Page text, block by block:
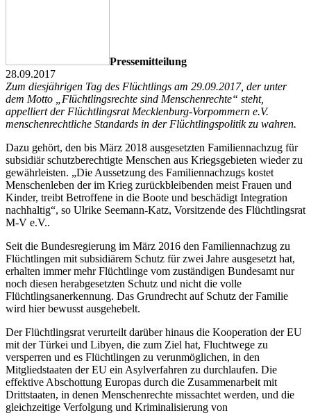
Pressemitteilung
28.09.2017
Zum diesjährigen Tag des Flüchtlings am 29.09.2017, der unter
dem Motto „Flüchtlingsrechte sind Menschenrechte“ steht,
appelliert der Flüchtlingsrat Mecklenburg-Vorpommern e.V.
menschenrechtliche Standards in der Flüchtlingspolitik zu wahren.
Dazu gehört, den bis März 2018 ausgesetzten Familiennachzug für
subsidiär schutzberechtigte Menschen aus Kriegsgebieten wieder zu
gewährleisten. „Die Aussetzung des Familiennachzugs kostet
Menschenleben der im Krieg zurückbleibenden meist Frauen und
Kinder, treibt Betroffene in die Boote und beschädigt Integration
nachhaltig“, so Ulrike Seemann-Katz, Vorsitzende des Flüchtlingsrat
M-V e.V..
Seit die Bundesregierung im März 2016 den Familiennachzug zu
Flüchtlingen mit subsidiärem Schutz für zwei Jahre ausgesetzt hat,
erhalten immer mehr Flüchtlinge vom zuständigen Bundesamt nur
noch diesen herabgesetzten Schutz und nicht die volle
Flüchtlingsanerkennung. Das Grundrecht auf Schutz der Familie
wird hier bewusst ausgehebelt.
Der Flüchtlingsrat verurteilt darüber hinaus die Kooperation der EU
mit der Türkei und Libyen, die zum Ziel hat, Fluchtwege zu
versperren und es Flüchtlingen zu verunmöglichen, in den
Mitgliedstaaten der EU ein Asylverfahren zu durchlaufen. Die
effektive Abschottung Europas durch die Zusammenarbeit mit
Drittstaaten, in denen Menschenrechte missachtet werden, und die
gleichzeitige Verfolgung und Kriminalisierung von